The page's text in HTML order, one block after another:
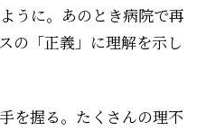
うに。あのとき病院で再
の「正義」に理解を示し
を握る。たくさんの理不